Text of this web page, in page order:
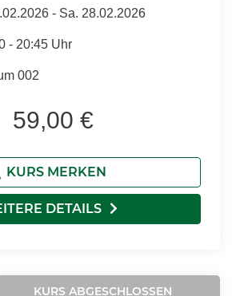
- Sa. 28.02.2026
- 20:45 Uhr
002
59,00 €
KURS MERKEN
DETAILS
KURS ABGESCHLOSSEN